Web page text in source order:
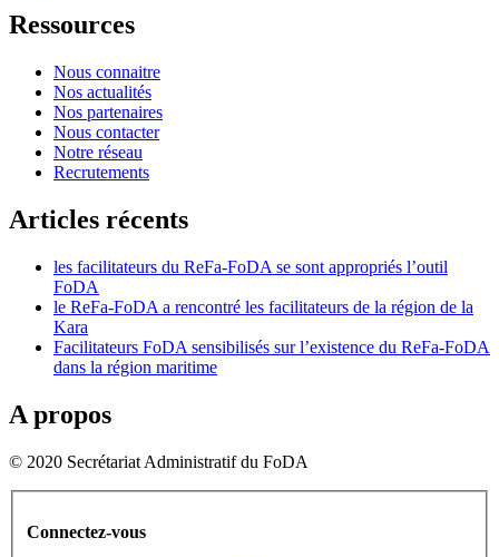
Ressources
Nous connaitre
Nos actualités
Nos partenaires
Nous contacter
Notre réseau
Recrutements
Articles récents
les facilitateurs du ReFa-FoDA se sont appropriés l’outil
FoDA
le ReFa-FoDA a rencontré les facilitateurs de la région de la
Kara
Facilitateurs FoDA sensibilisés sur l’existence du ReFa-FoDA
dans la région maritime
A propos
© 2020 Secrétariat Administratif du FoDA
Connectez-vous